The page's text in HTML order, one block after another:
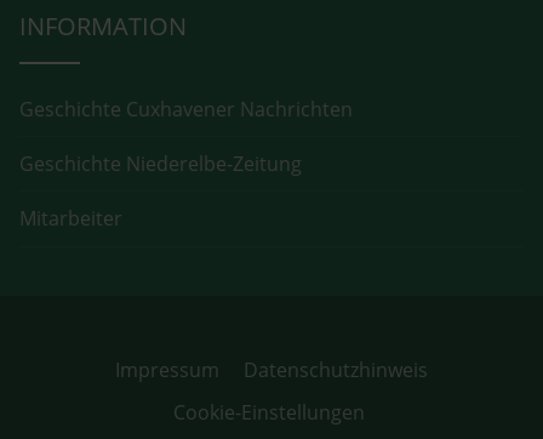
INFORMATION
Geschichte Cuxhavener Nachrichten
Geschichte Niederelbe-Zeitung
Mitarbeiter
Impressum
Datenschutzhinweis
Cookie-Einstellungen